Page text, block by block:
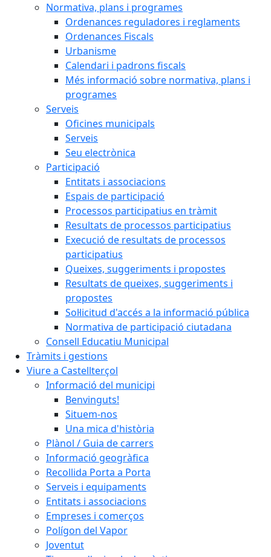
Normativa, plans i programes
Ordenances reguladores i reglaments
Ordenances Fiscals
Urbanisme
Calendari i padrons fiscals
Més informació sobre normativa, plans i
programes
Serveis
Oficines municipals
Serveis
Seu electrònica
Participació
Entitats i associacions
Espais de participació
Processos participatius en tràmit
Resultats de processos participatius
Execució de resultats de processos
participatius
Queixes, suggeriments i propostes
Resultats de queixes, suggeriments i
propostes
Sol·licitud d'accés a la informació pública
Normativa de participació ciutadana
Consell Educatiu Municipal
Tràmits i gestions
Viure a Castellterçol
Informació del municipi
Benvinguts!
Situem-nos
Una mica d'història
Plànol / Guia de carrers
Informació geogràfica
Recollida Porta a Porta
Serveis i equipaments
Entitats i associacions
Empreses i comerços
Polígon del Vapor
Joventut